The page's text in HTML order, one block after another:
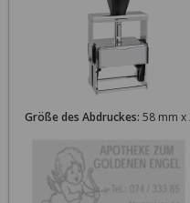
Größe des Abdruckes: 58 mm x